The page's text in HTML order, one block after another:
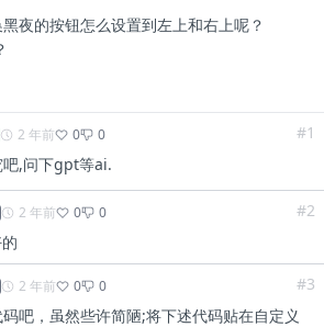
夜的按钮怎么设置到左上和右上呢？
2 年前 0 0
,问下gpt等ai.
#1
2 年前 0 0 #2
2 年前 0 0
吧，虽然些许简陋;将下述代码贴在自定义
#3